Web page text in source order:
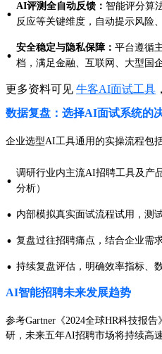
· AI评测全自动反馈： 智能评分算
反应等关键维度，自动提示风险
· 安全稳定与隐私保障： 平台遵循
档，满足金融、互联网、大型国
更多资料可见 牛客AI面试工具
数据复盘：选择AI面试系统的
企业选型AI工具通用的实操流程包括
· 调研行业内主流AI招聘工具及产
分析）
· 内部模拟真实面试流程试用，测
· 复盘过往招聘痛点，结合企业需
· 持续复盘评估，明确效率指标、
AI智能招聘未来发展趋势
参考Gartner《2024全球HR科技报告
研，未来五年AI招聘市场将持续高速